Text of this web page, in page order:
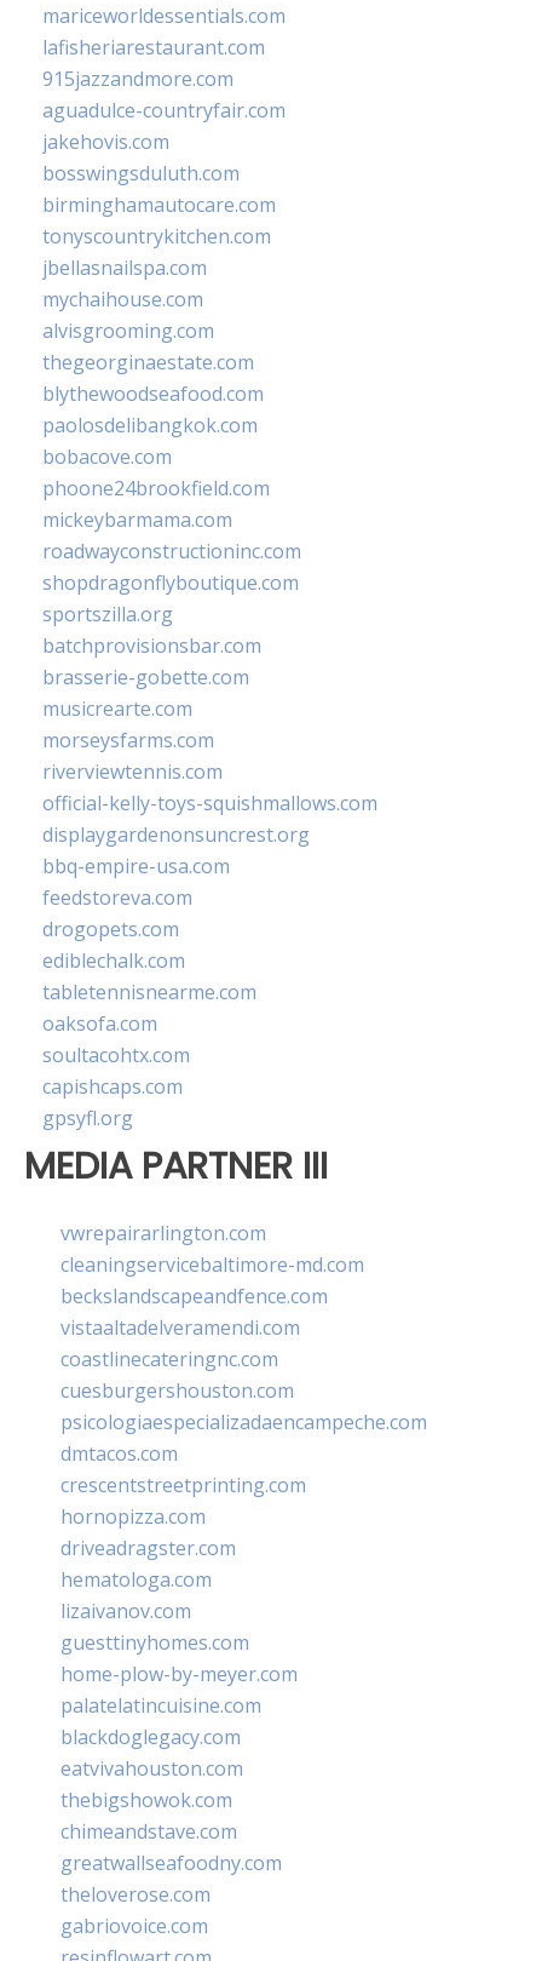
mariceworldessentials.com
lafisheriarestaurant.com
915jazzandmore.com
aguadulce-countryfair.com
jakehovis.com
bosswingsduluth.com
birminghamautocare.com
tonyscountrykitchen.com
jbellasnailspa.com
mychaihouse.com
alvisgrooming.com
thegeorginaestate.com
blythewoodseafood.com
paolosdelibangkok.com
bobacove.com
phoone24brookfield.com
mickeybarmama.com
roadwayconstructioninc.com
shopdragonflyboutique.com
sportszilla.org
batchprovisionsbar.com
brasserie-gobette.com
musicrearte.com
morseysfarms.com
riverviewtennis.com
official-kelly-toys-squishmallows.com
displaygardenonsuncrest.org
bbq-empire-usa.com
feedstoreva.com
drogopets.com
ediblechalk.com
tabletennisnearme.com
oaksofa.com
soultacohtx.com
capishcaps.com
gpsyfl.org
MEDIA PARTNER III
vwrepairarlington.com
cleaningservicebaltimore-md.com
beckslandscapeandfence.com
vistaaltadelveramendi.com
coastlinecateringnc.com
cuesburgershouston.com
psicologiaespecializadaencampeche.com
dmtacos.com
crescentstreetprinting.com
hornopizza.com
driveadragster.com
hematologa.com
lizaivanov.com
guesttinyhomes.com
home-plow-by-meyer.com
palatelatincuisine.com
blackdoglegacy.com
eatvivahouston.com
thebigshowok.com
chimeandstave.com
greatwallseafoodny.com
theloverose.com
gabriovoice.com